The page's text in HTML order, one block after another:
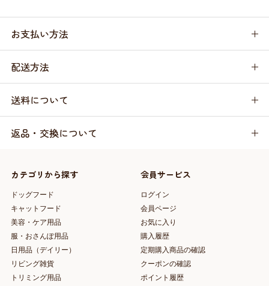
お支払い方法
配送方法
送料について
返品・交換について
カテゴリから探す
ドッグフード
キャットフード
美容・ケア用品
服・おさんぽ用品
日用品（デイリー）
リビング雑貨
トリミング用品
会員サービス
ログイン
会員ページ
お気に入り
購入履歴
定期購入商品の確認
クーポンの確認
ポイント履歴